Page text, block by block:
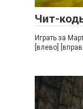
Чит-
Играть за
[влево]